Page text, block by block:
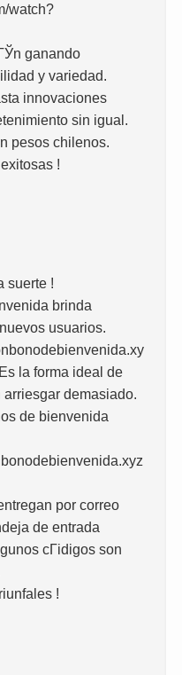
watch?
ganando
y variedad.
innovaciones
sin igual.
pesos chilenos.
!
suerte !
brinda
usuarios.
la forma ideal de
demasiado.
de bienvenida
por correo
de entrada
cГіdigos son
!